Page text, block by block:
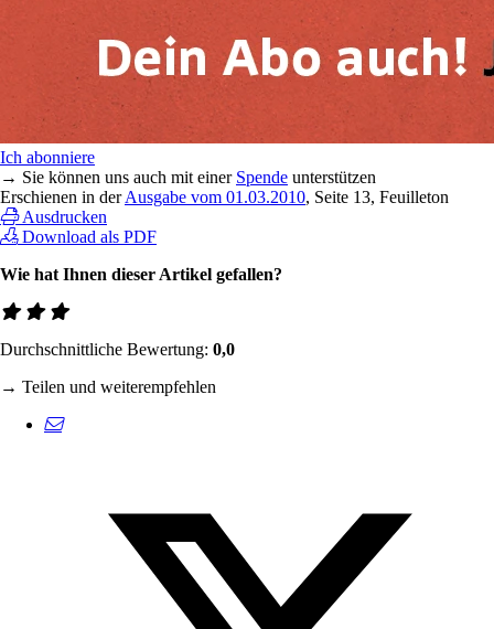
Ich abonniere
→ Sie können uns auch mit einer Spende unterstützen
Erschienen in derAusgabe vom 01.03.2010, Seite 13, Feuilleton
Ausdrucken
Download als PDF
Wie hat Ihnen dieser Artikel gefallen?
Durchschnittliche Bewertung: 0,0
→ Teilen und weiterempfehlen